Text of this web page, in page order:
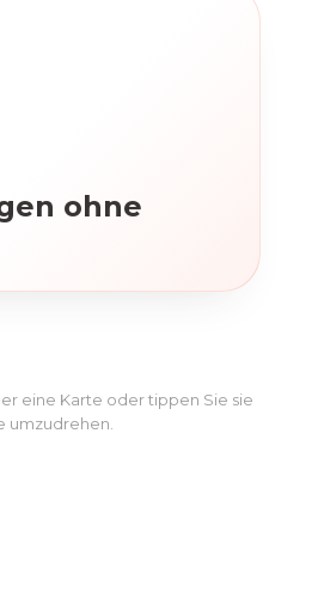
ohne
ohne Wartezeit
zur Überbrückung
7-Tage-
Starttraining
eine Karte oder tippen Sie sie
umzudrehen.